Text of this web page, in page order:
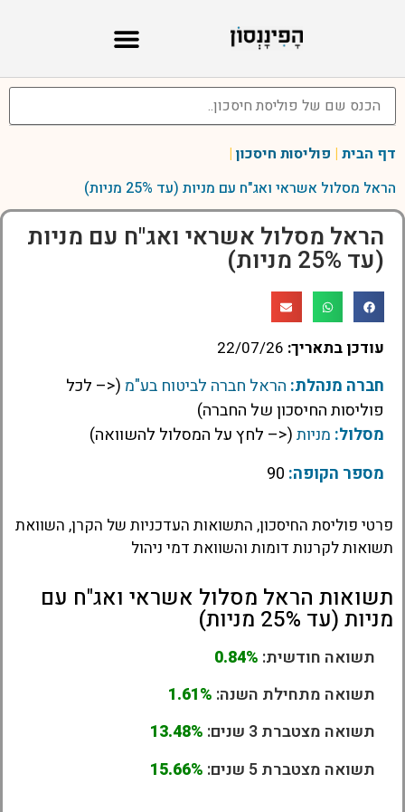
דף הבית | פוליסות חיסכון |
הראל מסלול אשראי ואג"ח עם מניות (עד 25% מניות)
הראל מסלול אשראי ואג"ח עם מניות
(עד 25% מניות)
עודכן בתאריך: 22/07/26
חברה מנהלת: הראל חברה לביטוח בע"מ (<– לכל
פוליסות החיסכון של החברה)
מסלול: מניות(<– לחץ על המסלול להשוואה)
מספר הקופה:
פרטי פוליסת החיסכון, התשואות העדכניות של הקרן, השוואת
תשואות לקרנות דומות והשוואת דמי ניהול
תשואות הראל מסלול אשראי ואג"ח עם
מניות (עד 25% מניות)
תשואה חודשית: 0.84%
תשואה מתחילת השנה: 1.61%
תשואה מצטברת 3 שנים:
13.48%
תשואה מצטברת 5 שנים:
15.66%